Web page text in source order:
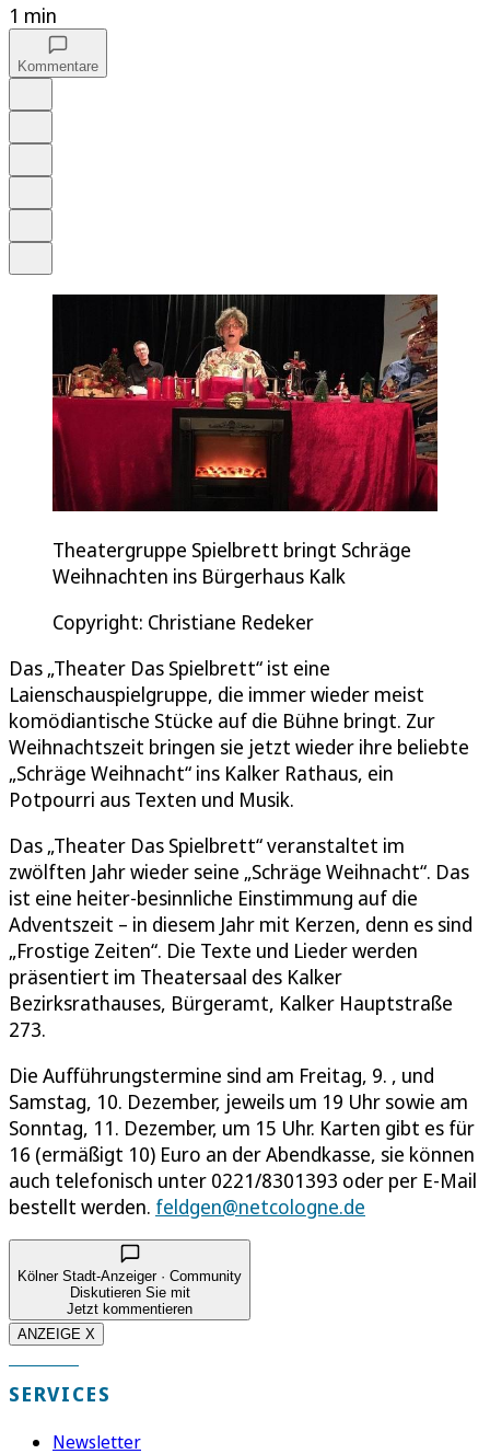
1 min
Kommentare
Theatergruppe Spielbrett bringt Schräge
Weihnachten ins Bürgerhaus Kalk
Copyright: Christiane Redeker
Das „Theater Das Spielbrett“ ist eine
Laienschauspielgruppe, die immer wieder meist
komödiantische Stücke auf die Bühne bringt. Zur
Weihnachtszeit bringen sie jetzt wieder ihre beliebte
„Schräge Weihnacht“ ins Kalker Rathaus, ein
Potpourri aus Texten und Musik.
Das „Theater Das Spielbrett“ veranstaltet im
zwölften Jahr wieder seine „Schräge Weihnacht“. Das
ist eine heiter-besinnliche Einstimmung auf die
Adventszeit – in diesem Jahr mit Kerzen, denn es sind
„Frostige Zeiten“. Die Texte und Lieder werden
präsentiert im Theatersaal des Kalker
Bezirksrathauses, Bürgeramt, Kalker Hauptstraße
273.
Die Aufführungstermine sind am Freitag, 9. , und
Samstag, 10. Dezember, jeweils um 19 Uhr sowie am
Sonntag, 11. Dezember, um 15 Uhr. Karten gibt es für
16 (ermäßigt 10) Euro an der Abendkasse, sie können
auch telefonisch unter 0221/8301393 oder per E-Mail
bestellt werden. feldgen@netcologne.de
Kölner Stadt-Anzeiger · Community
Diskutieren Sie mit
Jetzt kommentieren
ANZEIGE X
SERVICES
Newsletter